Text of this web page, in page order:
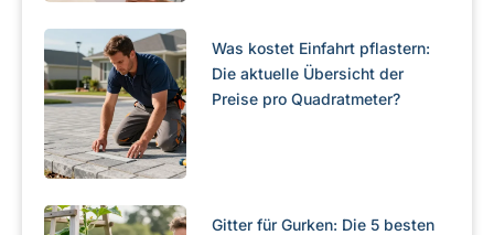
Was kostet Einfahrt pflastern:
Die aktuelle Übersicht der
Preise pro Quadratmeter?
Gitter für Gurken: Die 5 besten